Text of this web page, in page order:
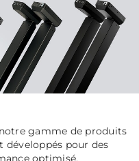
gamme de produits
développés pour des